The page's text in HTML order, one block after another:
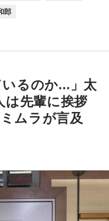
郎
いるのか…」太
は先輩に挨拶
ムラが言及